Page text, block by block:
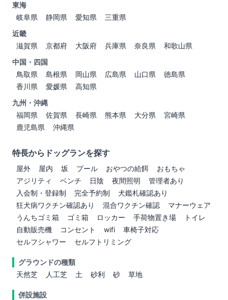
東海
岐阜県
静岡県 愛知県
三重県
近畿
滋賀県
京都府 大阪府 兵庫県 奈良県
和歌山県
中国・四国
鳥取県
島根県 岡山県 広島県 山口県
徳島県
香川県
愛媛県
高知県
九州・沖縄
福岡県
佐賀県 長崎県 熊本県 大分県
宮崎県
鹿児島県
沖縄県
特長からドッグランを探す
屋外 屋内 坂 プール おやつの給餌
おもちゃ
アジリティ
ベンチ 日陰 夜間照明
管理者あり
入会制・登録制
完全予約制
犬鑑札確認あり
狂犬病ワクチン確認あり
混合ワクチン確認
マナーウェア
うんちゴミ箱
ゴミ箱 ロッカー 手荷物置き場
トイレ
自動販売機
コンセント wifi
車椅子対応
セルフシャワー
セルフトリミング
グラウンドの種類
天然芝
人工芝 土 砂利 砂 草地
併設施設